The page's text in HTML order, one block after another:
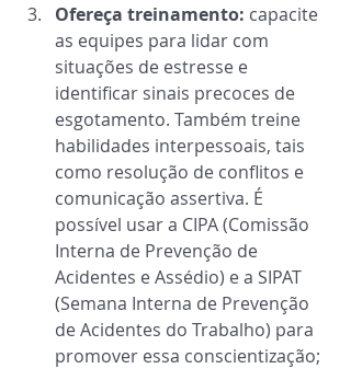
Ofereça treinamento: capacite
as equipes para lidar com
situações de estresse e
identificar sinais precoces de
esgotamento. Também treine
habilidades interpessoais, tais
como resolução de conflitos e
comunicação assertiva. É
possível usar a CIPA (Comissão
Interna de Prevenção de
Acidentes e Assédio) e a SIPAT
(Semana Interna de Prevenção
de Acidentes do Trabalho) para
promover essa conscientização;